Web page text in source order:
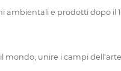
ambientali e prodotti dopo il
unire i campi